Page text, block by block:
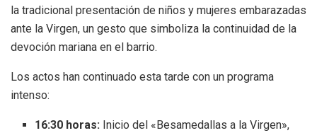
la tradicional presentación de niños y mujeres embarazadas
ante la Virgen, un gesto que simboliza la continuidad de la
devoción mariana en el barrio.
Los actos han continuado esta tarde con un programa
intenso:
16:30 horas: Inicio del «Besamedallas a la Virgen»,